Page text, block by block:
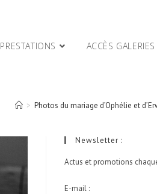
PRESTATIONS ACCÈS GALERIES
> Photos du mariage d’Ophélie et
Newsletter :
Actus et promotions
E-mail :